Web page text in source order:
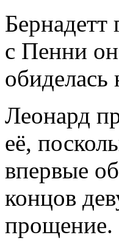
Бернадетт
с Пенни
обиделась
Леонард
её,
впервые
концов
прощение.